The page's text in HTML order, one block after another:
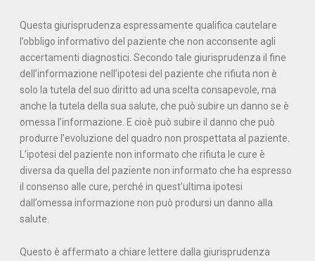
Questa giurisprudenza espressamente qualifica cautelare
l’obbligo informativo del paziente che non acconsente agli
accertamenti diagnostici. Secondo tale giurisprudenza il fine
dell’informazione nell’ipotesi del paziente che rifiuta non è
solo la tutela del suo diritto ad una scelta consapevole, ma
anche la tutela della sua salute, che può subire un danno se è
omessa l’informazione. E cioè può subire il danno che può
produrre l’evoluzione del quadro non prospettata al paziente.
L’ipotesi del paziente non informato che rifiuta le cure è
diversa da quella del paziente non informato che ha espresso
il consenso alle cure, perché in quest’ultima ipotesi
dall’omessa informazione non può prodursi un danno alla
salute.
Questo è affermato a chiare lettere dalla giurisprudenza